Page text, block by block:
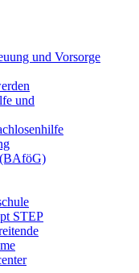
und Vorsorge
und
STEP